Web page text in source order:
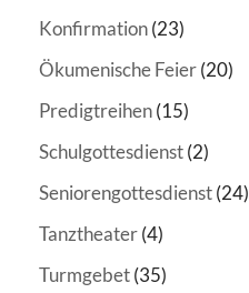
Konfirmation(23)
Ökumenische Feier(20)
Predigtreihen(15)
Schulgottesdienst(2)
Seniorengottesdienst(24)
Tanztheater(4)
Turmgebet(35)